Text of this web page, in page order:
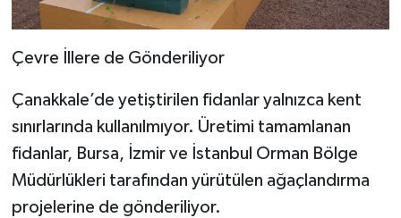
Çevre İllere de Gönderiliyor
Çanakkale’de yetiştirilen fidanlar yalnızca kent
sınırlarında kullanılmıyor. Üretimi tamamlanan
fidanlar, Bursa, İzmir ve İstanbul Orman Bölge
Müdürlükleri tarafından yürütülen ağaçlandırma
projelerine de gönderiliyor.